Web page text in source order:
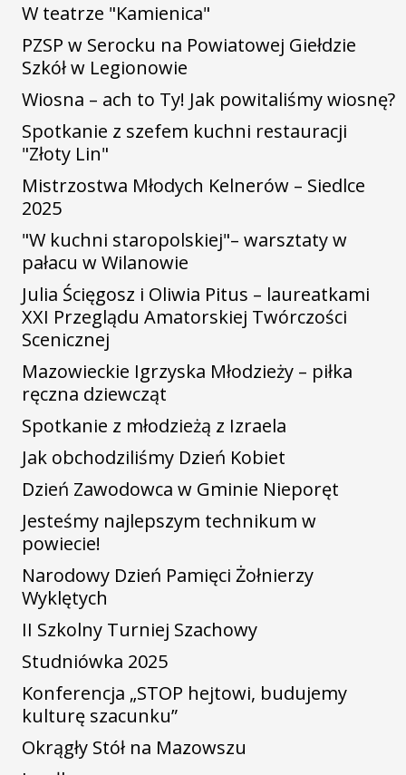
W teatrze "Kamienica"
PZSP w Serocku na Powiatowej Giełdzie
Szkół w Legionowie
Wiosna – ach to Ty! Jak powitaliśmy wiosnę?
Spotkanie z szefem kuchni restauracji
"Złoty Lin"
Mistrzostwa Młodych Kelnerów – Siedlce
2025
"W kuchni staropolskiej"– warsztaty w
pałacu w Wilanowie
Julia Ścięgosz i Oliwia Pitus – laureatkami
XXI Przeglądu Amatorskiej Twórczości
Scenicznej
Mazowieckie Igrzyska Młodzieży – piłka
ręczna dziewcząt
Spotkanie z młodzieżą z Izraela
Jak obchodziliśmy Dzień Kobiet
Dzień Zawodowca w Gminie Nieporęt
Jesteśmy najlepszym technikum w
powiecie!
Narodowy Dzień Pamięci Żołnierzy
Wyklętych
II Szkolny Turniej Szachowy
Studniówka 2025
Konferencja „STOP hejtowi, budujemy
kulturę szacunku”
Okrągły Stół na Mazowszu